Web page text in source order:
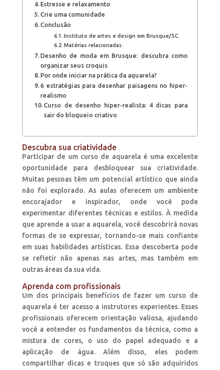
Estresse e relaxamento
Crie uma comunidade
Conclusão
Instituto de artes e design em Brusque/SC.
Matérias relacionadas:
Desenho de moda em Brusque: descubra como
organizar seus croquis
Por onde iniciar na prática da aquarela?
6 estratégias para desenhar paisagens no hiper-
realismo
Curso de desenho hiper-realista: 4 dicas para
sair do bloqueio criativo
Descubra sua criatividade
Participar de um curso de aquarela é uma excelente
oportunidade para desbloquear sua criatividade.
Muitas pessoas têm um potencial artístico que ainda
não foi explorado. As aulas oferecem um ambiente
encorajador e inspirador, onde você pode
experimentar diferentes técnicas e estilos. À medida
que aprende a usar a aquarela, você descobrirá novas
formas de se expressar, tornando-se mais confiante
em suas habilidades artísticas. Essa descoberta pode
se refletir não apenas nas artes, mas também em
outras áreas da sua vida.
Aprenda com profissionais
Um dos principais benefícios de fazer um curso de
aquarela é ter acesso a instrutores experientes. Esses
profissionais oferecem orientação valiosa, ajudando
você a entender os fundamentos da técnica, como a
mistura de cores, o uso do papel adequado e a
aplicação de água. Além disso, eles podem
compartilhar dicas e truques que só são adquiridos